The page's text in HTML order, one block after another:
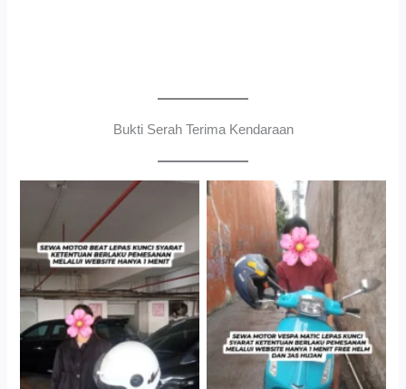
Bukti Serah Terima Kendaraan
Cityplaza Jatinegara
Gedung Parkir P6A
Antar Jemput Kendaraan